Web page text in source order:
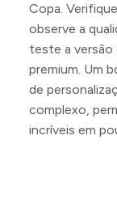
Copa.
observe a
teste a versão
premium. Um
de
complexo,
incríveis em